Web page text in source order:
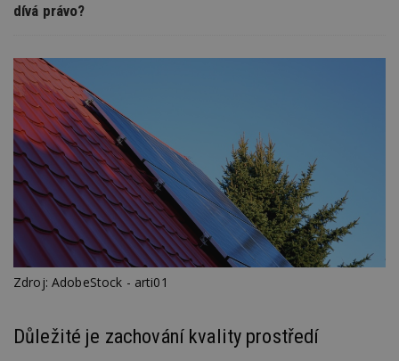
dívá právo?
Zdroj: AdobeStock - arti01
Důležité je zachování kvality prostředí